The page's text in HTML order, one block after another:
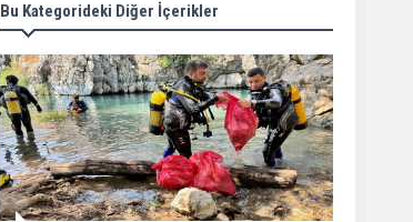
Serik'te Orman Yangını!
İlk Müdahale
Vatandaşlardan
Manavgat'ta Anne ve
Kızına Otomobil Çarptı
Bu Kategorideki Diğer İçerikler